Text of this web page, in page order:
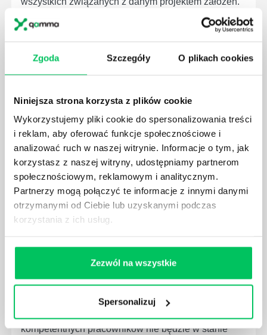
Zgoda Szczegóły O plikach cookies
Niniejsza strona korzysta z plików cookie
Wykorzystujemy pliki cookie do spersonalizowania treści
i reklam, aby oferować funkcje społecznościowe i
analizować ruch w naszej witrynie. Informacje o tym, jak
korzystasz z naszej witryny, udostępniamy partnerom
społecznościowym, reklamowym i analitycznym.
Partnerzy mogą połączyć te informacje z innymi danymi
otrzymanymi od Ciebie lub uzyskanymi podczas
korzystania z ich usług.
Zezwól na wszystkie
Spersonalizuj
specjalnych zespołów projektowych, a ich praca
JAKIE ZADANIA MUSZĄ ZREALIZOWAĆ
PRACOWNICY ZESPOŁU PROJEKTOWEGO?
AGILE to coraz popularniejsze w każdej większej (i
mniejszej) firmie pojęcie związane z realizacją
projektów biznesowych. Z pewnością każda osoba
zatrudniona w takim miejscu choć raz się z nim
spotkała.
JAKIE UMIEJĘTNOŚCI MENEDŻERSKIE
POWINIEN MIEĆ BRYGADZISTA?
Nawet zespół złożony z doskonale wykształconych i
kompetentnych pracowników nie będzie w stanie